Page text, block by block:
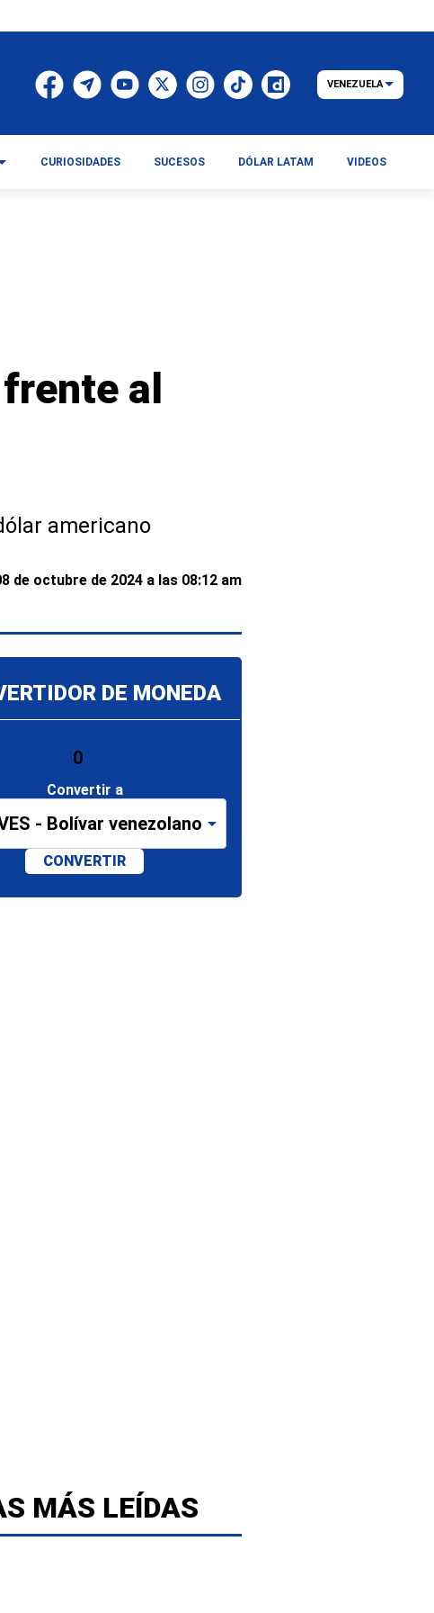
al
americano
de octubre de 2024 a las 08:12 am
DE MONEDA
Convertir a
- Bolívar venezolano
CONVERTIR
MÁS LEÍDAS
VENEZUELA
CURIOSIDADES SUCESOS DÓLAR LATAM VIDEOS